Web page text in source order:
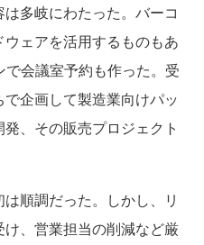
は多岐にわたった。バーコ
ェアを活用するものもあ
会議室予約も作った。受
企画して製造業向けパッ
、その販売プロジェクト
順調だった。しかし、リ
、営業担当の削減など厳